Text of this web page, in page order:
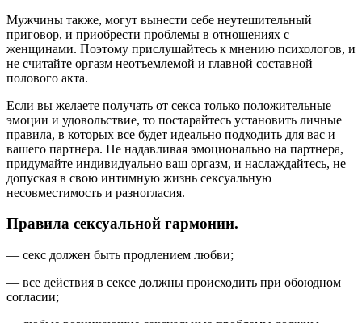
Мужчины также, могут вынести себе неутешительный
приговор, и приобрести проблемы в отношениях с
женщинами. Поэтому прислушайтесь к мнению психологов, и
не считайте оргазм неотъемлемой и главной составной
полового акта.
Если вы желаете получать от секса только положительные
эмоции и удовольствие, то постарайтесь установить личные
правила, в которых все будет идеально подходить для вас и
вашего партнера. Не надавливая эмоционально на партнера,
придумайте индивидуально ваш оргазм, и наслаждайтесь, не
допуская в свою интимную жизнь сексуальную
несовместимость и разногласия.
Правила сексуальной гармонии.
— секс должен быть продлением любви;
— все действия в сексе должны происходить при обоюдном
согласии;